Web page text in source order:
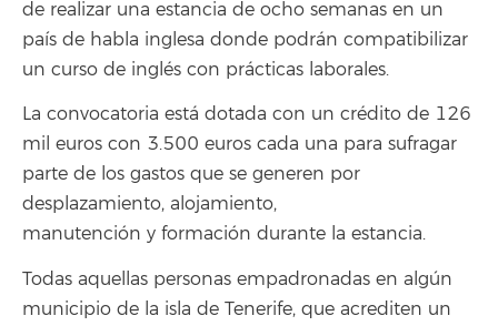
de realizar una estancia de ocho semanas en un
país de habla inglesa donde podrán compatibilizar
un curso de inglés con prácticas laborales.
La convocatoria está dotada con un crédito de 126
mil euros con 3.500 euros cada una para sufragar
parte de los gastos que se generen por
desplazamiento, alojamiento,
manutención y formación durante la estancia.
Todas aquellas personas empadronadas en algún
municipio de la isla de Tenerife, que acrediten un